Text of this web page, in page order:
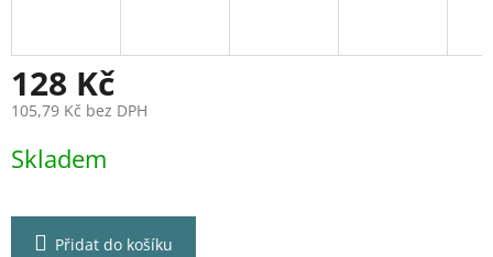
128 Kč
105,79 Kč bez DPH
cena:
Skladem
Přidat do košíku